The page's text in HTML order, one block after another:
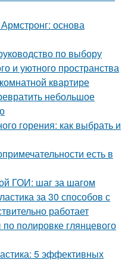
основа
по выбору
и уютного пространства
квартире
небольшое
горения: как выбрать и
есть в
ГОИ: шаг за шагом
за 30 способов с
работает
по полировке глянцевого
5 эффективных